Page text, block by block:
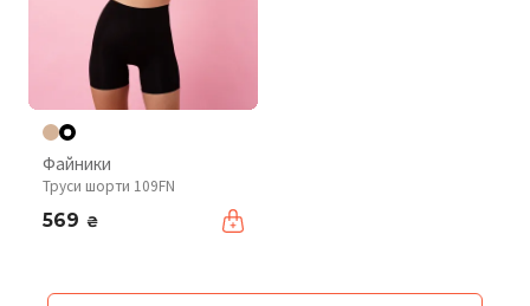
Файники
Труси шорти 109FN
569 ₴